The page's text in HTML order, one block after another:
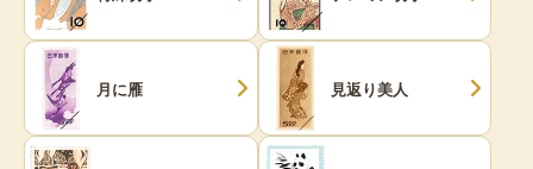
月に雁 見返り美人